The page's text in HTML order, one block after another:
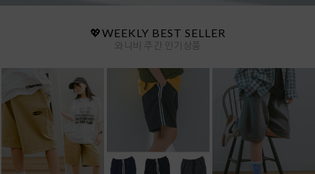
💖WEEKLY BEST SELLER
와니비 주간 인기상품